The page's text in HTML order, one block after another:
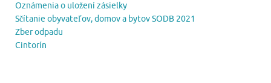
Oznámenia o uložení zásielky
Sčítanie obyvateľov, domov a bytov SODB 2021
Zber odpadu
Cintorín